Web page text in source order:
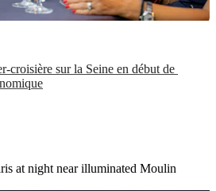
croisière sur la Seine en début de
at night near illuminated Moulin